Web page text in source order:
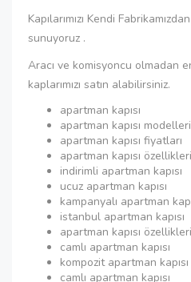
Kapılarımızı Kendi
sunuyoruz .
Aracı ve komisyoncu olmadan
kaplarımızı satın alabilirsiniz.
apartman kapısı
apartman kapısı modelleri
apartman kapısı fiyatları
apartman kapısı özellikleri
indirimli apartman kapısı
ucuz apartman kapısı
kampanyalı apartman
istanbul apartman kapısı
apartman kapısı özellikleri
camlı apartman kapısı
kompozit apartman
camlı apartman kapısı